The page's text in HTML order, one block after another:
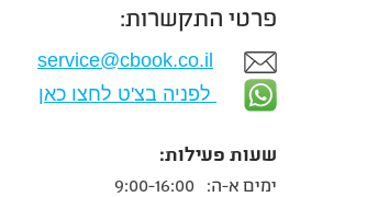
פרטי התקשרות:
service@cbook.co.il
לפניה בצ'ט לחצו כאן
שעות פעילות:
ימים א-ה: